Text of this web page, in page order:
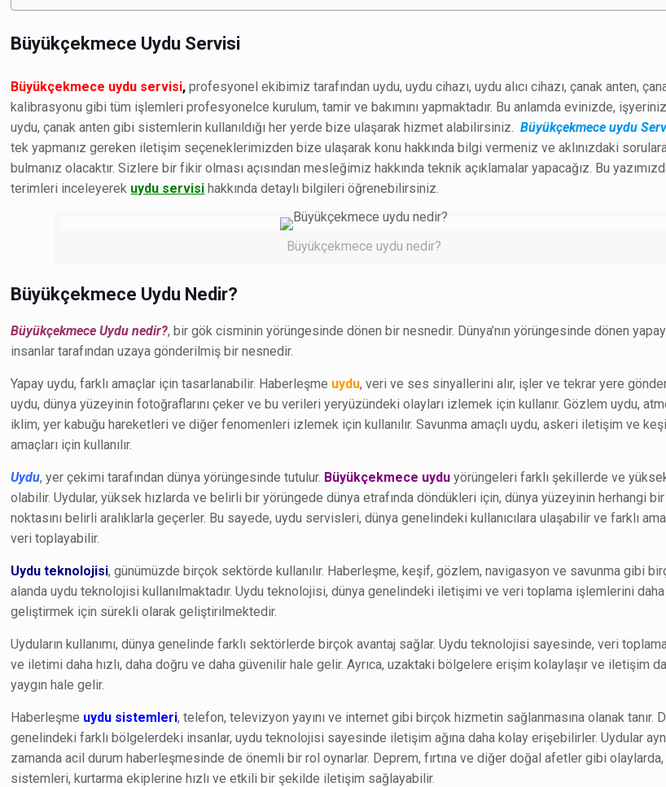
Büyükçekmece Uydu Servisi
Büyükçekmece uydu servisi, profesyonel ekibimiz tarafından uydu, uydu cihazı, uydu alıcı cihazı, çanak anten,
kalibrasyonu gibi tüm işlemleri profesyonelce kurulum, tamir ve bakımını yapmaktadır. Bu anlamda evinizde,
uydu, çanak anten gibi sistemlerin kullanıldığı her yerde bize ulaşarak hizmet alabilirsiniz.Büyükçekmece uydu
tek yapmanız gereken iletişim seçeneklerimizden bize ulaşarak konu hakkında bilgi vermeniz ve aklınızdaki
bulmanız olacaktır. Sizlere bir fikir olması açısından mesleğimiz hakkında teknik açıklamalar yapacağız. Bu
terimleri inceleyerek uydu servisi hakkında detaylı bilgileri öğrenebilirsiniz.
Büyükçekmece uydu nedir?
Büyükçekmece Uydu Nedir?
Büyükçekmece Uydu nedir?, bir gök cisminin yörüngesinde dönen bir nesnedir. Dünya’nın yörüngesinde dönen
insanlar tarafından uzaya gönderilmiş bir nesnedir.
Yapay uydu, farklı amaçlar için tasarlanabilir. Haberleşme uydu, veri ve ses sinyallerini alır, işler ve tekrar yere
uydu, dünya yüzeyinin fotoğraflarını çeker ve bu verileri yeryüzündeki olayları izlemek için kullanır. Gözlem uydu,
iklim, yer kabuğu hareketleri ve diğer fenomenleri izlemek için kullanılır. Savunma amaçlı uydu, askeri iletişim ve
amaçları için kullanılır.
Uydu, yer çekimi tarafından dünya yörüngesinde tutulur. Büyükçekmece uydu yörüngeleri farklı şekillerde ve
olabilir. Uydular, yüksek hızlarda ve belirli bir yörüngede dünya etrafında döndükleri için, dünya yüzeyinin herhangi bir
noktasını belirli aralıklarla geçerler. Bu sayede, uydu servisleri, dünya genelindeki kullanıcılara ulaşabilir ve farklı
veri toplayabilir.
Uydu teknolojisi, günümüzde birçok sektörde kullanılır. Haberleşme, keşif, gözlem, navigasyon ve savunma gibi
alanda uydu teknolojisi kullanılmaktadır. Uydu teknolojisi, dünya genelindeki iletişimi ve veri toplama işlemlerini
geliştirmek için sürekli olarak geliştirilmektedir.
Uyduların kullanımı, dünya genelinde farklı sektörlerde birçok avantaj sağlar. Uydu teknolojisi sayesinde, veri
ve iletimi daha hızlı, daha doğru ve daha güvenilir hale gelir. Ayrıca, uzaktaki bölgelere erişim kolaylaşır ve iletişim
yaygın hale gelir.
Haberleşme uydu sistemleri, telefon, televizyon yayını ve internet gibi birçok hizmetin sağlanmasına olanak tanır.
genelindeki farklı bölgelerdeki insanlar, uydu teknolojisi sayesinde iletişim ağına daha kolay erişebilirler. Uydular
zamanda acil durum haberleşmesinde de önemli bir rol oynarlar. Deprem, fırtına ve diğer doğal afetler gibi olaylarda,
sistemleri, kurtarma ekiplerine hızlı ve etkili bir şekilde iletişim sağlayabilir.